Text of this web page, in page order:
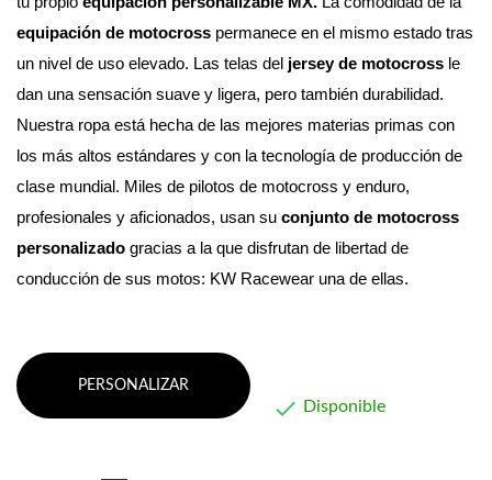
equipación de motocross permanece en el mismo estado tras
un nivel de uso elevado. Las telas del jersey de motocross le
dan una sensación suave y ligera, pero también durabilidad.
Nuestra ropa está hecha de las mejores materias primas con
los más altos estándares y con la tecnología de producción de
clase mundial. Miles de pilotos de motocross y enduro,
profesionales y aficionados, usan su conjunto de motocross
personalizado gracias a la que disfrutan de libertad de
conducción de sus motos: KW Racewear una de ellas.
PERSONALIZAR
 Disponible